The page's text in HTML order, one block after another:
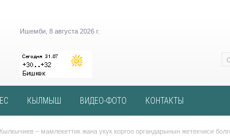
Ишемби, 8 августа 2026 г.
КЫЛМЫШ ВИДЕО-ФОТО КОНТАКТЫ
– мамлекеттик жана укук коргоо органдарынын жетекчиси